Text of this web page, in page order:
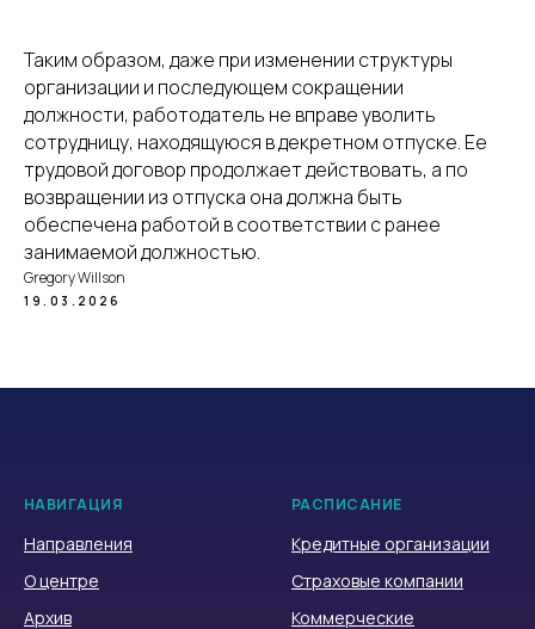
Таким образом, даже при изменении структуры
организации и последующем сокращении
должности, работодатель не вправе уволить
сотрудницу, находящуюся в декретном отпуске. Ее
трудовой договор продолжает действовать, а по
возвращении из отпуска она должна быть
обеспечена работой в соответствии с ранее
занимаемой должностью.
Gregory Willson
19.03.2026
НАВИГАЦИЯ
Направления
О центре
Архив
РАСПИСАНИЕ
Кредитные организации
Страховые компании
Коммерческие